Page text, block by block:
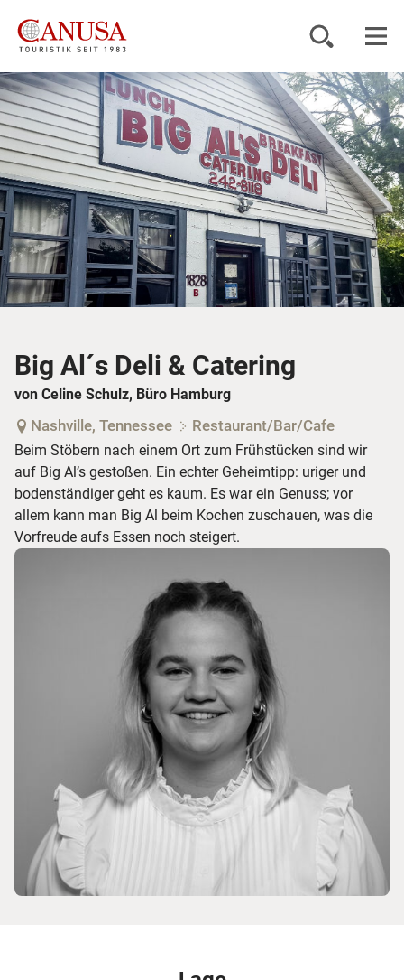
Reiseziele
Reisearten
Inspiration
Service
Big Al´s Deli & Catering
von Celine Schulz, Büro Hamburg
Nashville, Tennessee Restaurant/Bar/Cafe
Beim Stöbern nach einem Ort zum Frühstücken sind wir
auf Big Al’s gestoßen. Ein echter Geheimtipp: uriger und
bodenständiger geht es kaum. Es war ein Genuss; vor
allem kann man Big Al beim Kochen zuschauen, was die
Vorfreude aufs Essen noch steigert.